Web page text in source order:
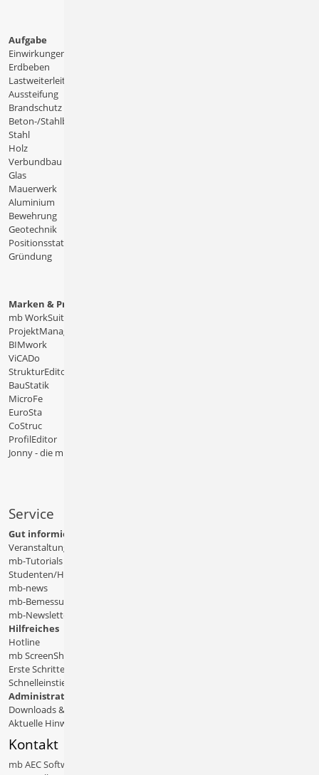
Aufgabe
Einwirkungen
Erdbeben
Lastweiterleitung
Aussteifung
Brandschutz
Beton-/Stahlbeton
Stahl
Holz
Verbundbau
Glas
Mauerwerk
Aluminium
Bewehrung
Geotechnik
Positionsstatik
Gründung
Marken & Produkte
mb WorkSuite
ProjektManager
BIMwork
ViCADo
StrukturEditor
BauStatik
MicroFe
EuroSta
CoStruc
ProfilEditor
Jonny - die mb-App
Service
Gut informiert
Veranstaltungen
mb-Tutorials
Studenten/Hochschule
mb-news
mb-Bemessungstafeln
mb-Newsletter
Hilfreiches
Hotline
mb ScreenShare
Erste Schritte
Schnelleinstiege & Doku
Administratives
Downloads & Patches
Aktuelle Hinweise
Kontakt
mb AEC Software GmbH